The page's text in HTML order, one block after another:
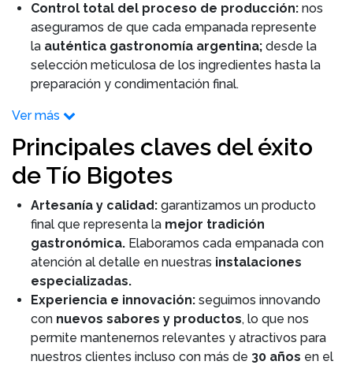
Control total del proceso de producción: nos
aseguramos de que cada empanada represente
la auténtica gastronomía argentina; desde la
selección meticulosa de los ingredientes hasta la
preparación y condimentación final.
Ver más
Principales claves del éxito
de Tío Bigotes
Artesanía y calidad: garantizamos un producto
final que representa la mejor tradición
gastronómica. Elaboramos cada empanada con
atención al detalle en nuestras instalaciones
especializadas.
Experiencia e innovación: seguimos innovando
con nuevos sabores y productos, lo que nos
permite mantenernos relevantes y atractivos para
nuestros clientes incluso con más de 30 años en el